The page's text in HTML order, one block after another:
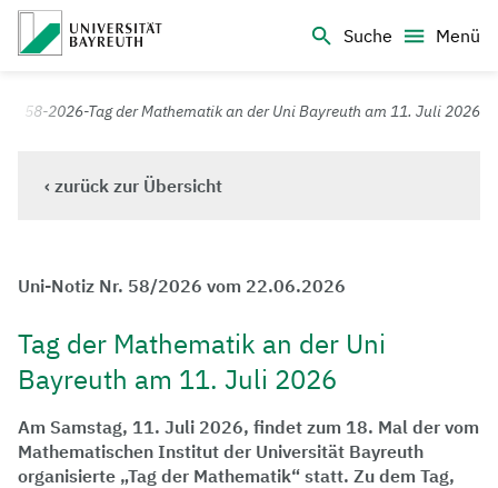
Suche
Menü
Universität Bayreuth – Deine Top-Campus-Uni
58-2026-Tag der Mathematik an der Uni Bayreuth am 11. Juli 2026
‹ zurück zur Übersicht
Uni-Notiz Nr. 58/2026 vom 22.06.2026
Tag der Mathematik an der Uni
Bayreuth am 11. Juli 2026
Am Samstag, 11. Juli 2026, findet zum 18. Mal der vom
Mathematischen Institut der Universität Bayreuth
organisierte „Tag der Mathematik“ statt. Zu dem Tag,